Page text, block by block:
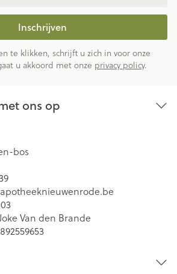
Inschrijven
te klikken, schrijft u zich in voor onze
u akkoord met onze privacy policy.
ons op
bos
apotheeknieuwenrode.be
Van den Brande